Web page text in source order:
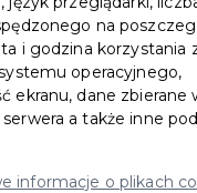
MASZ
PROJEKT
na
i godzina korzystania
operacyjnego,
ekranu, dane zbierane
a także inne
informacje o plikach